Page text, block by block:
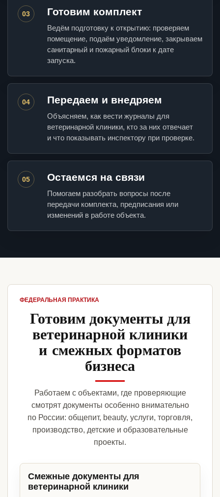
03 Готовим комплект
Ведём подготовку к открытию: проверяем
помещение, подаём уведомление, закрываем
санитарный и пожарный блоки к дате
запуска.
04 Передаем и внедряем
Объясняем, как вести журналы для
ветеринарной клиники, кто за них отвечает
и что показывать инспектору при проверке.
05 Остаемся на связи
Помогаем разобрать вопросы после
передачи комплекта, предписания или
изменений в работе объекта.
ФЕДЕРАЛЬНАЯ ПРАКТИКА
Готовим документы для
ветеринарной клиники
и смежных форматов
бизнеса
Работаем с объектами, где проверяющие
смотрят документы особенно внимательно
по России: общепит, beauty, услуги, торговля,
производство, детские и образовательные
проекты.
Смежные документы для
ветеринарной клиники